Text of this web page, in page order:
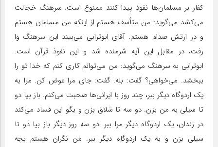
کفار بر مسلمان‌ها نفوذ پیدا کنند ممنوع است. سرهنگ خجالت
می‌کشد می‌گوید: من متأسف هستم از اینکه من مسلمان هستم
و در ارتش صدام هستم. آقای ابوترابی می‌بیند این سرهنگ وا
رفت، در مقابل این آیه شرمنده شد و این نفوذ قرآن است.
ابوترابی به سرهنگ می‌گوید: من می‌توانم کاری کنم که خدا تو را
ببخشد. می‌خواهی؟ گفت: بله. گفت: جای مرا عوض کن. مرا به
یک اردوگاه دیگر ببر، چند روز با ایرانی‌ها صحبت می‌کنم. باز بیا دو
تا سیلی به من بزن. دو سه تا شلاق بزن و بگو این فساد می‌کند
در زندان، یک اردوگاه دیگر مرا ببر. دو سه روز دیگر باز بیا دو تا
سیلی بزن و به یک اردوگاه دیگر ببر. من نگران هستم بچه